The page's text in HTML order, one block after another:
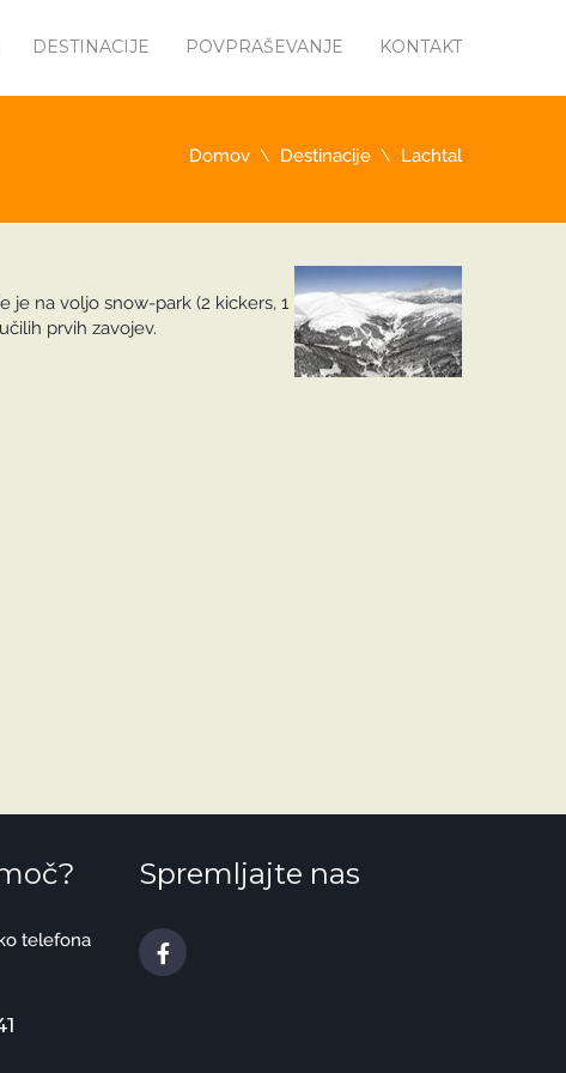
DESTINACIJE POVPRAŠEVANJE KONTAKT
Domov Destinacije Lachtal
je na voljo snow-park (2 kickers, 1
prvih zavojev.
telefona
Spremljajte nas